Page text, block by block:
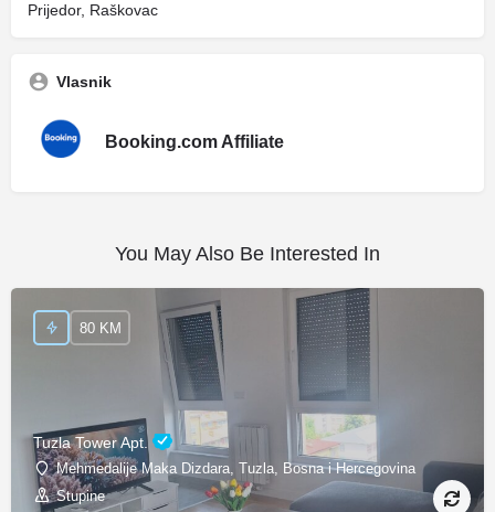
Prijedor, Raškovac
Vlasnik
Booking.com Affiliate
You May Also Be Interested In
Tuzla Tower Apt.
Mehmedalije Maka Dizdara, Tuzla, Bosna i Hercegovina
Stupine
80 KM